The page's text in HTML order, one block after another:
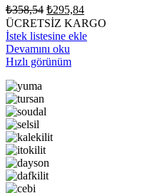
₺358,54 Orijinal
fiyat:
₺358,54.
₺295,84
andaki
fiyat:
ÜCRETSİZ KARGO
İstek listesine ekle
Devamını oku
Hızlı görünüm